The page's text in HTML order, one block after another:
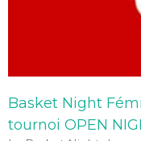
Basket Night
tournoi OPEN